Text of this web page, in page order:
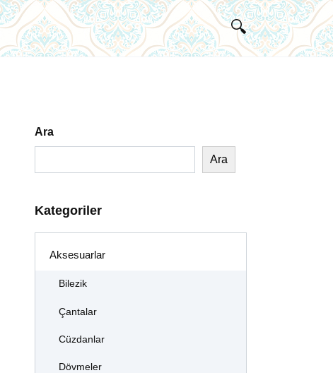
Ara
Ara
Kategoriler
Aksesuarlar
Bilezik
Çantalar
Cüzdanlar
Dövmeler